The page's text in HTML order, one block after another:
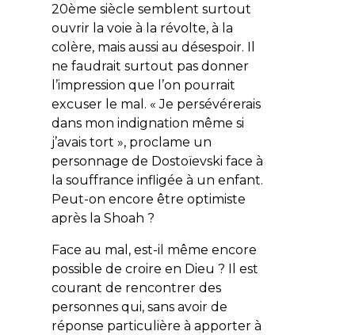
20ème siècle semblent surtout
ouvrir la voie à la révolte, à la
colère, mais aussi au désespoir. Il
ne faudrait surtout pas donner
l’impression que l’on pourrait
excuser le mal. « Je persévérerais
dans mon indignation même si
j’avais tort », proclame un
personnage de Dostoïevski face à
la souffrance infligée à un enfant.
Peut-on encore être optimiste
après la Shoah ?
Face au mal, est-il même encore
possible de croire en Dieu ? Il est
courant de rencontrer des
personnes qui, sans avoir de
réponse particulière à apporter à